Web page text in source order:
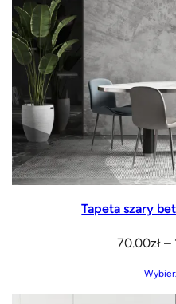
Tapeta szary
70.00zł –